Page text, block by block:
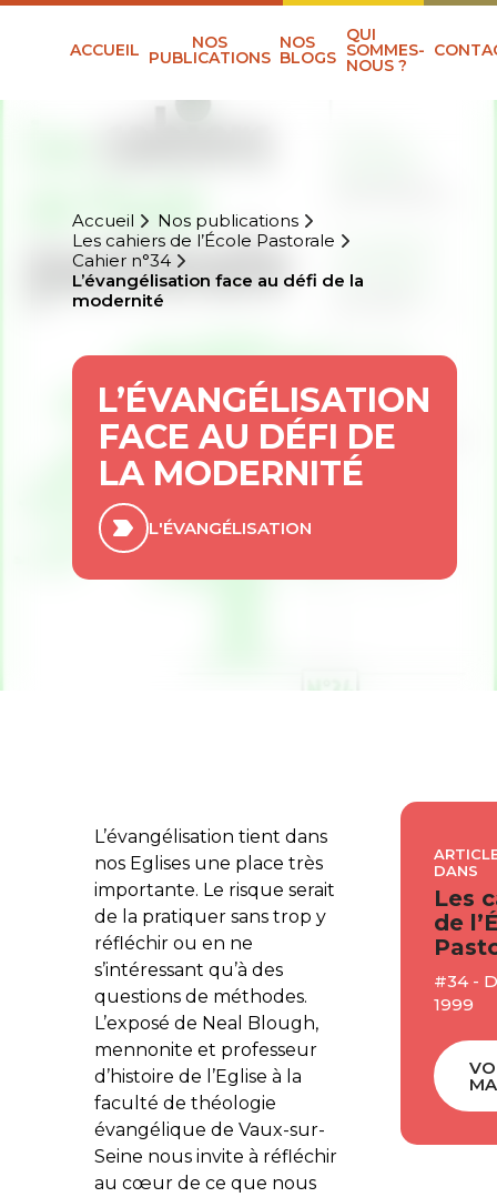
ACCUEIL NOS
PUBLICATIONS
NOS
BLOGS
QUI
SOMMES-
NOUS ?
Accueil
Nos publications
Les cahiers de l’École Pastorale
Cahier n°34
L’évangélisation face au défi de la
modernité
L’ÉVANGÉLISATION
FACE AU DÉFI DE
LA MODERNITÉ
L'ÉVANGÉLISATION
L’évangélisation tient dans
nos Eglises une place très
importante. Le risque serait
de la pratiquer sans trop y
réfléchir ou en ne
s’intéressant qu’à des
questions de méthodes.
L’exposé de Neal Blough,
mennonite et professeur
d’histoire de l’Eglise à la
faculté de théologie
évangélique de Vaux-sur-
Seine nous invite à réfléchir
au cœur de ce que nous
DANS
Les
de
#34 -
1999